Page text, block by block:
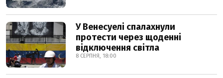
У Венесуелі спалахнули
протести через щоденні
відключення світла
8 СЕРПНЯ, 18:00